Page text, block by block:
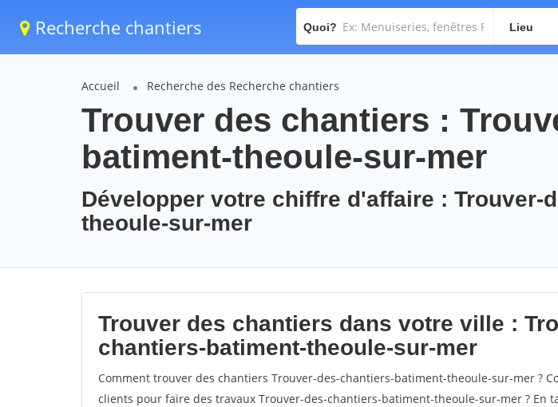
Recherche chantiers Quoi? Lieu
Accueil Recherche des Recherche chantiers
Trouver des chantiers :
batiment-theoule-sur-mer
Développer votre chiffre d'affaire : Trouver-
theoule-sur-mer
Trouver des chantiers dans votre ville :
chantiers-batiment-theoule-sur-mer
Comment trouver des chantiers Trouver-des-chantiers-batiment-theoule-sur-mer ?
clients pour faire des travaux Trouver-des-chantiers-batiment-theoule-sur-mer ? En